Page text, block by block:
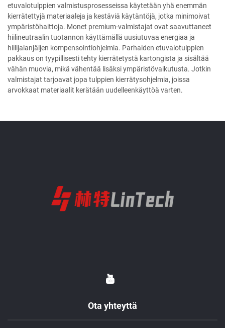
etuvalotulppien valmistusprosesseissa käytetään yhä enemmän
kierrätettyjä materiaaleja ja kestäviä käytäntöjä, jotka minimoivat
ympäristöhaittoja. Monet premium-valmistajat ovat saavuttaneet
hiilineutraalin tuotannon käyttämällä uusiutuvaa energiaa ja
hiilijalanjäljen kompensointiohjelmia. Parhaiden etuvalotulppien
pakkaus on tyypillisesti tehty kierrätetystä kartongista ja sisältää
vähän muovia, mikä vähentää lisäksi ympäristövaikutusta. Jotkin
valmistajat tarjoavat jopa tulppien kierrätysohjelmia, joissa
arvokkaat materiaalit kerätään uudelleenkäyttöä varten.
Ota yhteyttä